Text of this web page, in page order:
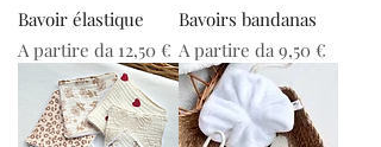
Bavoir élastique
A partire da 12,50 €
Prezzo scontato
Bavoirs bandanas
A partire da 9,50 €
Prezzo scontato